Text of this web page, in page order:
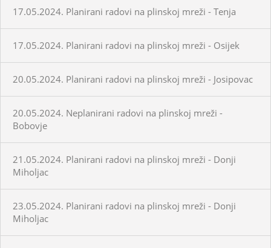
17.05.2024. Planirani radovi na plinskoj mreži - Tenja
17.05.2024. Planirani radovi na plinskoj mreži - Osijek
20.05.2024. Planirani radovi na plinskoj mreži - Josipovac
20.05.2024. Neplanirani radovi na plinskoj mreži -
Bobovje
21.05.2024. Planirani radovi na plinskoj mreži - Donji
Miholjac
23.05.2024. Planirani radovi na plinskoj mreži - Donji
Miholjac